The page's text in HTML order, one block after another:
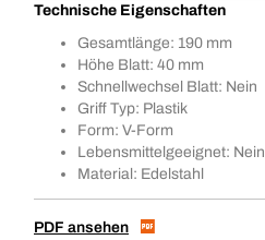
Technische Eigenschaften
Gesamtlänge: 190 mm
Höhe Blatt: 40 mm
Schnellwechsel Blatt: Nein
Griff Typ: Plastik
Form: V-Form
Lebensmittelgeeignet: Nein
Material: Edelstahl
PDF ansehen